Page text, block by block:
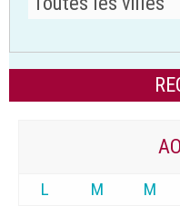
L M M